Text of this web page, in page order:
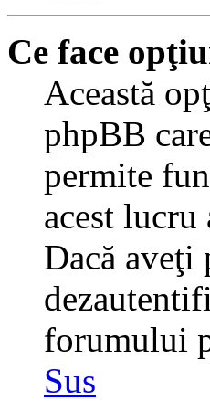
Ce face
Această
phpBB
permite
acest
Dacă aveţi
forumului
Sus